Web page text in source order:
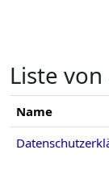
Liste
Name